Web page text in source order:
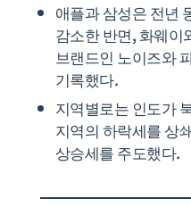
애플과 삼성은 전년
감소한 반면, 화웨이
브랜드인 노이즈와
기록했다.
지역별로는 인도가
지역의 하락세를 상
상승세를 주도했다.